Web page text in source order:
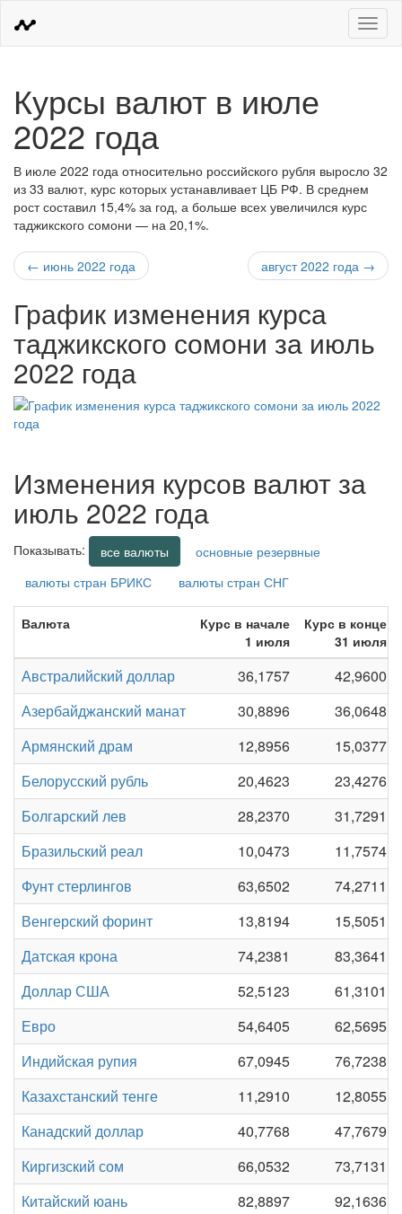
Меню
Курсы валют в июле
2022 года
В июле 2022 года относительно российского рубля выросло 32
из 33 валют, курс которых устанавливает ЦБ РФ. В среднем
рост составил 15,4% за год, а больше всех увеличился курс
таджикского сомони — на 20,1%.
← июнь 2022 года август 2022 года →
График изменения курса
таджикского сомони за июль
2022 года
Изменения курсов валют за
июль 2022 года
Показывать: все валюты
основные резервные
валюты стран БРИКС
валюты стран СНГ
Валюта
Курс в начале
1 июля
Курс в конце
31 июля
Австралийский доллар 36,1757
42,9600
Азербайджанский манат
30,8896
36,0648
Армянский драм
12,8956
15,0377
Белорусский рубль
20,4623
23,4276
Болгарский лев
28,2370
31,7291
Бразильский реал
10,0473
11,7574
Фунт стерлингов
63,6502
74,2711
Венгерский форинт
13,8194
15,5051
Датская крона
74,2381
83,3641
Доллар США
52,5123
61,3101
Евро
54,6405
62,5695
Индийская рупия
67,0945
76,7238
Казахстанский тенге
11,2910
12,8055
Канадский доллар
40,7768
47,7679
Киргизский сом
66,0532
73,7131
Китайский юань
82,8897
92,1636